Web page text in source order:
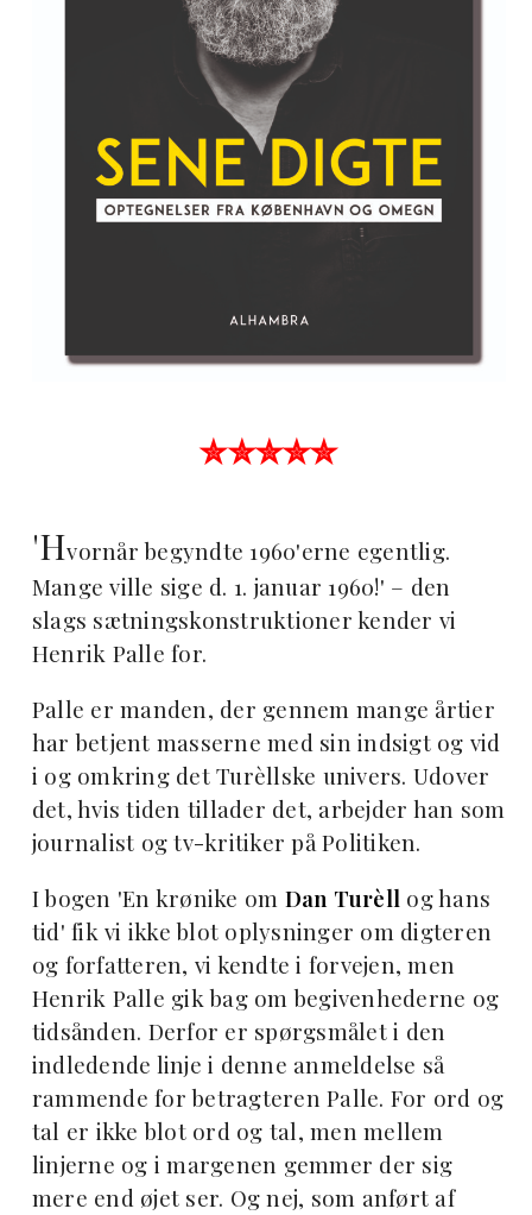
✮✮✮✮✮
'Hvornår begyndte 1960'erne egentlig.
Mange ville sige d. 1. januar 1960!' – den
slags sætningskonstruktioner kender vi
Henrik Palle for.
Palle er manden, der gennem mange årtier
har betjent masserne med sin indsigt og vid
i og omkring det Turèllske univers. Udover
det, hvis tiden tillader det, arbejder han som
journalist og tv-kritiker på Politiken.
I bogen 'En krønike om Dan Turèll og hans
tid' fik vi ikke blot oplysninger om digteren
og forfatteren, vi kendte i forvejen, men
Henrik Palle gik bag om begivenhederne og
tidsånden. Derfor er spørgsmålet i den
indledende linje i denne anmeldelse så
rammende for betragteren Palle. For ord og
tal er ikke blot ord og tal, men mellem
linjerne og i margenen gemmer der sig
mere end øjet ser. Og nej, som anført af